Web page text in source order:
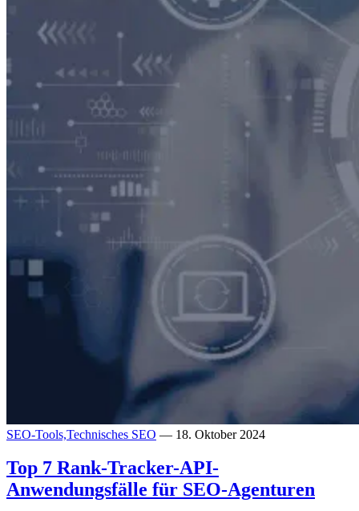
SEO-Tools,Technisches SEO — 18. Oktober 2024
Top 7 Rank-Tracker-API-
Anwendungsfälle für SEO-Agenturen